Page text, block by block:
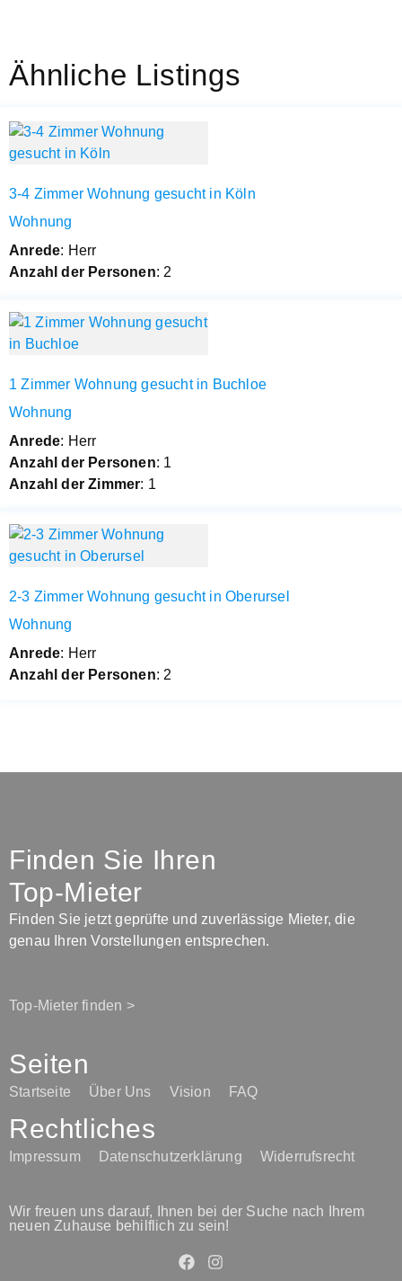
Ähnliche Listings
3-4 Zimmer Wohnung gesucht in Köln
Wohnung
Anrede: Herr
Anzahl der Personen: 2
1 Zimmer Wohnung gesucht in Buchloe
Wohnung
Anrede: Herr
Anzahl der Personen: 1
Anzahl der Zimmer: 1
2-3 Zimmer Wohnung gesucht in Oberursel
Wohnung
Anrede: Herr
Anzahl der Personen: 2
Finden Sie Ihren
Top-Mieter
Finden Sie jetzt geprüfte und zuverlässige Mieter, die
genau Ihren Vorstellungen entsprechen.
Top-Mieter finden >
Seiten
Startseite Über Uns Vision FAQ
Rechtliches
Impressum Datenschutzerklärung Widerrufsrecht
Wir freuen uns darauf, Ihnen bei der Suche nach Ihrem
neuen Zuhause behilflich zu sein!